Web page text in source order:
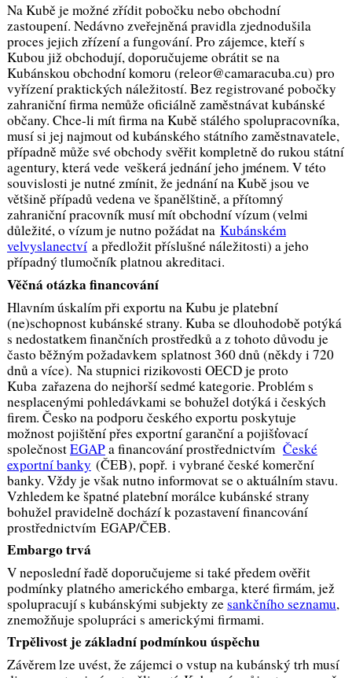
Na Kubě je možné zřídit pobočku nebo obchodní
zastoupení. Nedávno zveřejněná pravidla zjednodušila
proces jejich zřízení a fungování. Pro zájemce, kteří s
Kubou již obchodují, doporučujeme obrátit se na
Kubánskou obchodní komoru (releor@camaracuba.cu) pro
vyřízení praktických náležitostí. Bez registrované pobočky
zahraniční firma nemůže oficiálně zaměstnávat kubánské
občany. Chce-li mít firma na Kubě stálého spolupracovníka,
musí si jej najmout od kubánského státního zaměstnavatele,
případně může své obchody svěřit kompletně do rukou státní
agentury, která vede veškerá jednání jeho jménem. V této
souvislosti je nutné zmínit, že jednání na Kubě jsou ve
většině případů vedena ve španělštině, a přítomný
zahraniční pracovník musí mít obchodní vízum (velmi
důležité, o vízum je nutno požádat na Kubánském
velvyslanectvía předložit příslušné náležitosti) a jeho
případný tlumočník platnou akreditaci.
Věčná otázka financování
Hlavním úskalím při exportu na Kubu je platební
(ne)schopnost kubánské strany. Kuba se dlouhodobě potýká
s nedostatkem finančních prostředků a z tohoto důvodu je
často běžným požadavkem splatnost 360 dnů (někdy i 720
dnů a více). Na stupnici rizikovosti OECD je proto
Kuba zařazena do nejhorší sedmé kategorie. Problém s
nesplacenými pohledávkami se bohužel dotýká i českých
firem. Česko na podporu českého exportu poskytuje
možnost pojištění přes exportní garanční a pojišťovací
společnostEGAPa financování prostřednictvím České
exportní banky (ČEB), popř. i vybrané české komerční
banky. Vždy je však nutno informovat se o aktuálním stavu.
Vzhledem ke špatné platební morálce kubánské strany
bohužel pravidelně dochází k pozastavení financování
prostřednictvím EGAP/ČEB.
Embargo trvá
V neposlední řadě doporučujeme si také předem ověřit
podmínky platného amerického embarga, které firmám, jež
spolupracují s kubánskými subjekty zesankčního seznamu,
znemožňuje spolupráci s americkými firmami.
Trpělivost je základní podmínkou úspěchu
Závěrem lze uvést, že zájemci o vstup na kubánský trh musí